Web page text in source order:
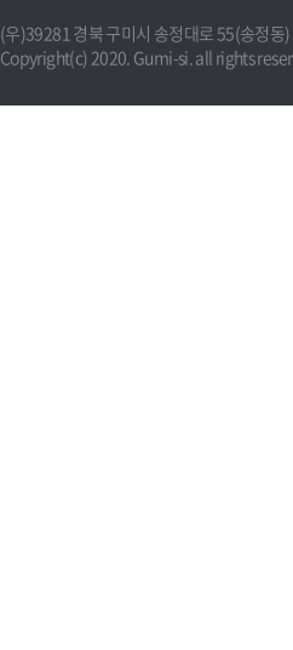
(우)39281 경북 구미시 송정대로 55(송정
Copyright(c) 2020. Gumi-si. all rights